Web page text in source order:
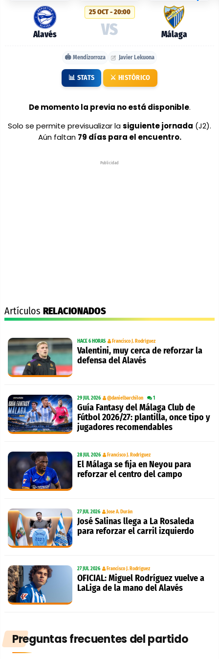
Alavés
Alavés
25 OCT - 20:00
VS Málaga
🏟️ Mendizorroza Javier Lekuona
📊 STATS ⚔️ HISTÓRICO
De momento la previa no está disponible.
Solo se permite previsualizar lasiguiente jornada (J2).
Aún faltan 79 días para el encuentro.
Publicidad
Artículos RELACIONADOS
HACE 6 HORAS Francisco J. Rodríguez
Valentini, muy cerca de reforzar la
defensa del Alavés
29 JUL 2026 @danielbarchilon 1
Guía Fantasy del Málaga Club de
Fútbol 2026/27: plantilla, once tipo y
jugadores recomendables
28 JUL 2026 Francisco J. Rodríguez
El Málaga se fija en Neyou para
reforzar el centro del campo
27 JUL 2026 Jose A. Durán
José Salinas llega a La Rosaleda
para reforzar el carril izquierdo
27 JUL 2026 Francisco J. Rodríguez
OFICIAL: Miguel Rodríguez vuelve a
LaLiga de la mano del Alavés
Preguntas frecuentes del partido